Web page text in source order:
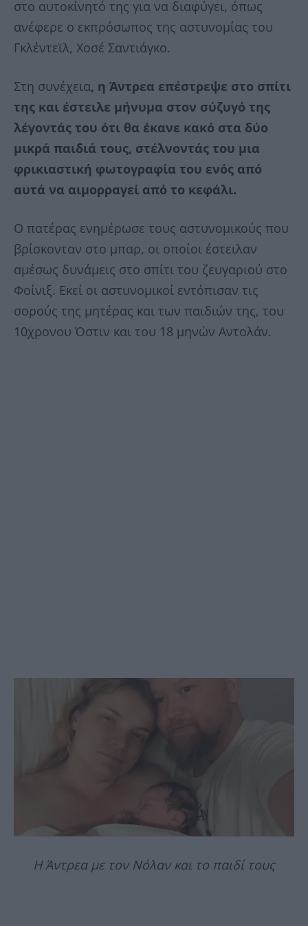
στο αυτοκίνητό της για να διαφύγει, όπως
ανέφερε ο εκπρόσωπος της αστυνομίας του
Γκλέντεϊλ, Χοσέ Σαντιάγκο.
Στη συνέχεια, η Άντρεα επέστρεψε στο σπίτι
της και έστειλε μήνυμα στον σύζυγό της
λέγοντάς του ότι θα έκανε κακό στα δύο
μικρά παιδιά τους, στέλνοντάς του μια
φρικιαστική φωτογραφία του ενός από
αυτά να αιμορραγεί από το κεφάλι.
Ο πατέρας ενημέρωσε τους αστυνομικούς που
βρίσκονταν στο μπαρ, οι οποίοι έστειλαν
αμέσως δυνάμεις στο σπίτι του ζευγαριού στο
Φοίνιξ. Εκεί οι αστυνομικοί εντόπισαν τις
σορούς της μητέρας και των παιδιών της, του
10χρονου Όστιν και του 18 μηνών Αντολάν.
Η Άντρεα με τον Νόλαν και το παιδί τους